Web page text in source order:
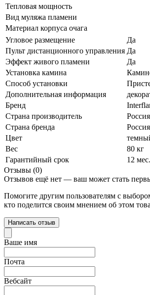
Тепловая мощность
Вид муляжа пламени
Материал корпуса очага
Угловое размещение
Да
Пульт дистанционного управления Да
Эффект живого пламени
Да
Установка камина
Способ установки
Дополнительная информация
Бренд
Страна производитель
Россия
Страна бренда
Россия
Цвет
Вес
80 кг
Гарантийный срок
12 мес.
Отзывы (0)
Отзывов ещё нет — ваш может стать
Помогите другим пользователям с
кто поделится своим мнением об этом
Написать отзыв
Ваше имя
Почта
Вебсайт